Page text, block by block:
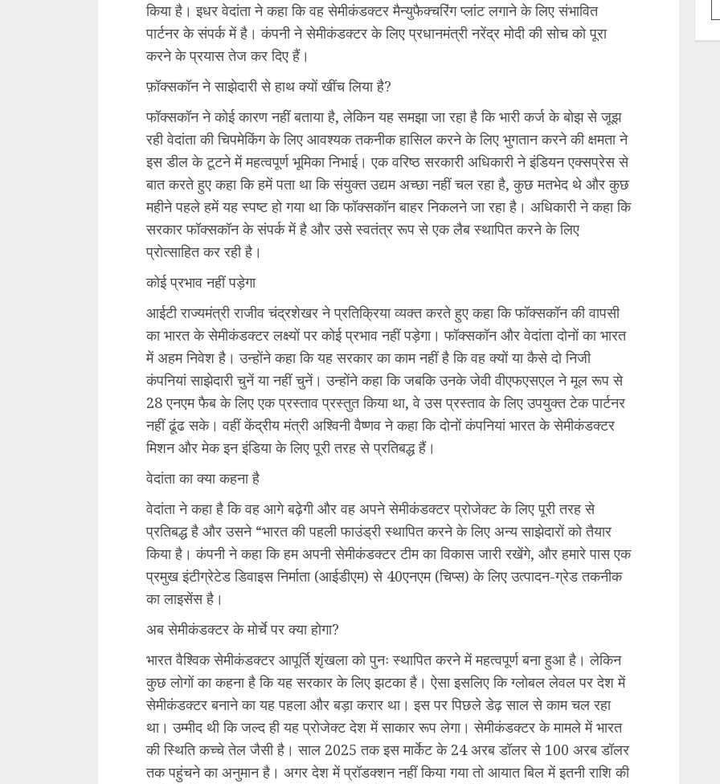
किया है। इधर वेदांता ने कहा कि वह सेमीकंडक्टर मैन्युफैक्चरिंग प्लांट लगाने के लिए संभावित
पार्टनर के संपर्क में है। कंपनी ने सेमीकंडक्टर के लिए प्रधानमंत्री नरेंद्र मोदी की सोच को पूरा
करने के प्रयास तेज कर दिए हैं।
फ़ॉक्सकॉन ने साझेदारी से हाथ क्यों खींच लिया है?
फॉक्सकॉन ने कोई कारण नहीं बताया है, लेकिन यह समझा जा रहा है कि भारी कर्ज के बोझ से जूझ
रही वेदांता की चिपमेकिंग के लिए आवश्यक तकनीक हासिल करने के लिए भुगतान करने की क्षमता ने
इस डील के टूटने में महत्वपूर्ण भूमिका निभाई। एक वरिष्ठ सरकारी अधिकारी ने इंडियन एक्सप्रेस से
बात करते हुए कहा कि हमें पता था कि संयुक्त उद्यम अच्छा नहीं चल रहा है, कुछ मतभेद थे और कुछ
महीने पहले हमें यह स्पष्ट हो गया था कि फॉक्सकॉन बाहर निकलने जा रहा है। अधिकारी ने कहा कि
सरकार फॉक्सकॉन के संपर्क में है और उसे स्वतंत्र रूप से एक लैब स्थापित करने के लिए
प्रोत्साहित कर रही है।
कोई प्रभाव नहीं पड़ेगा
आईटी राज्यमंत्री राजीव चंद्रशेखर ने प्रतिक्रिया व्यक्त करते हुए कहा कि फॉक्सकॉन की वापसी
का भारत के सेमीकंडक्टर लक्ष्यों पर कोई प्रभाव नहीं पड़ेगा। फॉक्सकॉन और वेदांता दोनों का भारत
में अहम निवेश है। उन्होंने कहा कि यह सरकार का काम नहीं है कि वह क्यों या कैसे दो निजी
कंपनियां साझेदारी चुनें या नहीं चुनें। उन्होंने कहा कि जबकि उनके जेवी वीएफएसएल ने मूल रूप से
28 एनएम फैब के लिए एक प्रस्ताव प्रस्तुत किया था, वे उस प्रस्ताव के लिए उपयुक्त टेक पार्टनर
नहीं ढूंढ सके। वहीं केंद्रीय मंत्री अश्विनी वैष्णव ने कहा कि दोनों कंपनियां भारत के सेमीकंडक्टर
मिशन और मेक इन इंडिया के लिए पूरी तरह से प्रतिबद्ध हैं।
वेदांता का क्या कहना है
वेदांता ने कहा है कि वह आगे बढ़ेगी और वह अपने सेमीकंडक्टर प्रोजेक्ट के लिए पूरी तरह से
प्रतिबद्ध है और उसने “भारत की पहली फाउंड्री स्थापित करने के लिए अन्य साझेदारों को तैयार
किया है। कंपनी ने कहा कि हम अपनी सेमीकंडक्टर टीम का विकास जारी रखेंगे, और हमारे पास एक
प्रमुख इंटीग्रेटेड डिवाइस निर्माता (आईडीएम) से 40एनएम (चिप्स) के लिए उत्पादन-ग्रेड तकनीक
का लाइसेंस है।
अब सेमीकंडक्टर के मोर्चे पर क्या होगा?
भारत वैश्विक सेमीकंडक्टर आपूर्ति शृंखला को पुनः स्थापित करने में महत्वपूर्ण बना हुआ है। लेकिन
कुछ लोगों का कहना है कि यह सरकार के लिए झटका है। ऐसा इसलिए कि ग्लोबल लेवल पर देश में
सेमीकंडक्टर बनाने का यह पहला और बड़ा करार था। इस पर पिछले डेढ़ साल से काम चल रहा
था। उम्मीद थी कि जल्द ही यह प्रोजेक्ट देश में साकार रूप लेगा। सेमीकंडक्टर के मामले में भारत
की स्थिति कच्चे तेल जैसी है। साल 2025 तक इस मार्केट के 24 अरब डॉलर से 100 अरब डॉलर
तक पहुंचने का अनुमान है। अगर देश में प्रॉडक्शन नहीं किया गया तो आयात बिल में इतनी राशि की